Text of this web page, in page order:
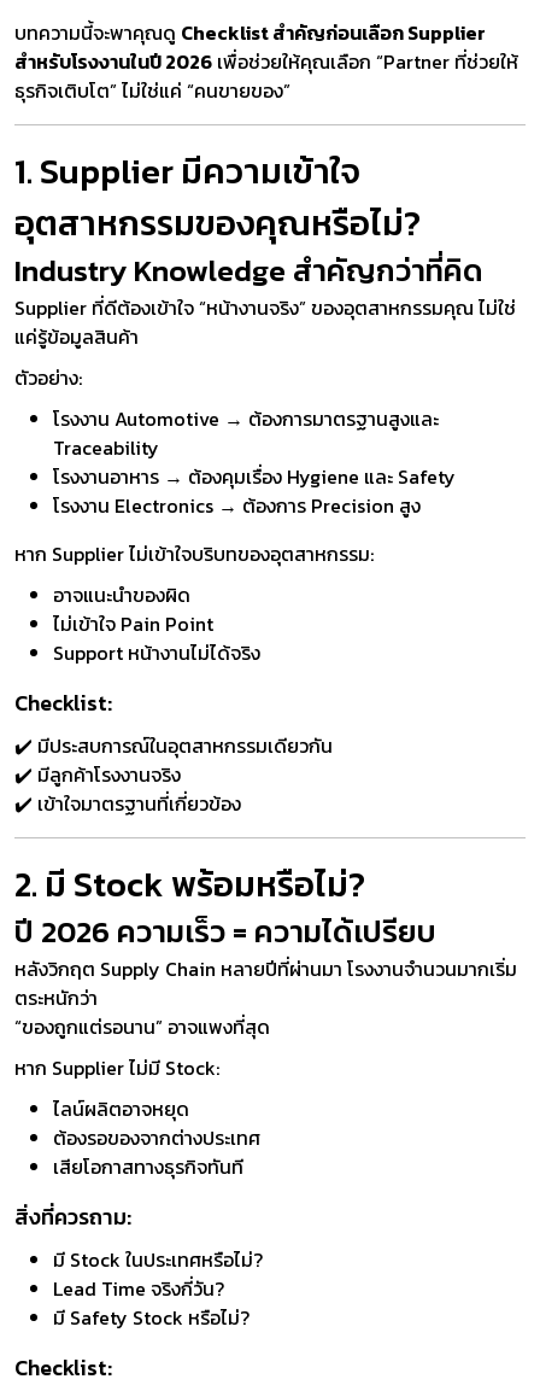
บทความนี้จะพาคุณดู Checklist สำคัญก่อนเลือก Supplier
สำหรับโรงงานในปี 2026 เพื่อช่วยให้คุณเลือก “Partner ที่ช่วยให้
ธุรกิจเติบโต” ไม่ใช่แค่ “คนขายของ”
1. Supplier มีความเข้าใจ
อุตสาหกรรมของคุณหรือไม่?
Industry Knowledge สำคัญกว่าที่คิด
Supplier ที่ดีต้องเข้าใจ “หน้างานจริง” ของอุตสาหกรรมคุณ ไม่ใช่
แค่รู้ข้อมูลสินค้า
ตัวอย่าง:
โรงงาน Automotive → ต้องการมาตรฐานสูงและ
Traceability
โรงงานอาหาร → ต้องคุมเรื่อง Hygiene และ Safety
โรงงาน Electronics → ต้องการ Precision สูง
หาก Supplier ไม่เข้าใจบริบทของอุตสาหกรรม:
อาจแนะนำของผิด
ไม่เข้าใจ Pain Point
Support หน้างานไม่ได้จริง
Checklist:
✔️ มีประสบการณ์ในอุตสาหกรรมเดียวกัน
✔️ มีลูกค้าโรงงานจริง
✔️ เข้าใจมาตรฐานที่เกี่ยวข้อง
2. มี Stock พร้อมหรือไม่?
ปี 2026 ความเร็ว = ความได้เปรียบ
หลังวิกฤต Supply Chain หลายปีที่ผ่านมา โรงงานจำนวนมากเริ่ม
ตระหนักว่า
“ของถูกแต่รอนาน” อาจแพงที่สุด
หาก Supplier ไม่มี Stock:
ไลน์ผลิตอาจหยุด
ต้องรอของจากต่างประเทศ
เสียโอกาสทางธุรกิจทันที
สิ่งที่ควรถาม:
มี Stock ในประเทศหรือไม่?
Lead Time จริงกี่วัน?
มี Safety Stock หรือไม่?
Checklist: